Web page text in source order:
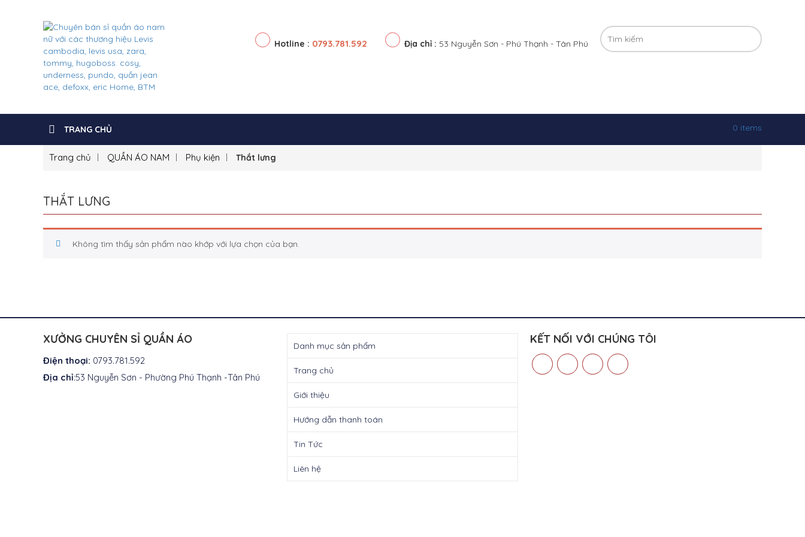
Hotline : 0793.781.592 Địa chỉ : 53 Nguyễn Sơn - Phú Thạnh - Tân Phú
TRANG CHỦ 0 items
Trang chủ QUẦN ÁO NAM Phụ kiện Thắt lưng
THẮT LƯNG
Không tìm thấy sản phẩm nào khớp với lựa chọn của bạn.
XƯỞNG CHUYÊN SỈ QUẦN ÁO
Điện thoại: 0793.781.592
Địa chỉ:53 Nguyễn Sơn - Phường Phú Thạnh -Tân Phú
Danh mục sản phẩm
Trang chủ
Giới thiệu
Hướng dẫn thanh toán
Tin Tức
Liên hệ
KẾT NỐI VỚI CHÚNG TÔI